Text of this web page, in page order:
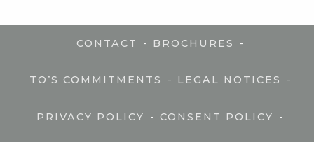
CONTACT - BROCHURES -
TO’S COMMITMENTS - LEGAL NOTICES -
PRIVACY POLICY - CONSENT POLICY -